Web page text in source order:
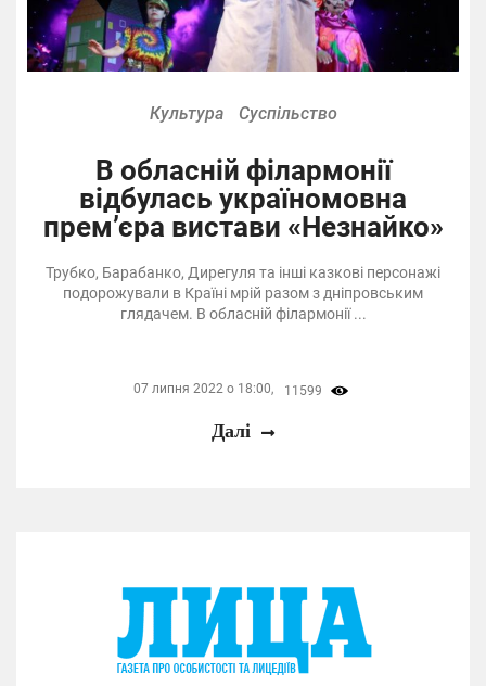
Культура Суспільство
В обласній філармонії
відбулась україномовна
прем’єра вистави «Незнайко»
Трубко, Барабанко, Дирегуля та інші казкові персонажі
подорожували в Країні мрій разом з дніпровським
глядачем. В обласній філармонії ...
07 липня 2022 о 18:00, 11599
Далі